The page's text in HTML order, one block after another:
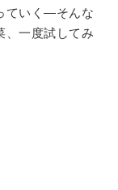
ていく―そんな
、一度試してみ